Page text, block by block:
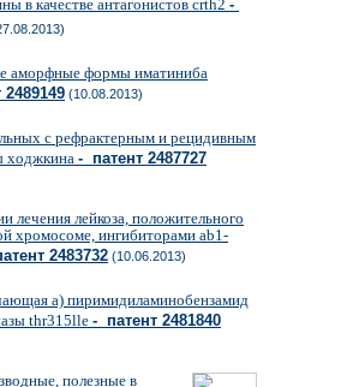
в качестве антагонистов crth2 -
аморфные формы иматиниба
(10.08.2013)
с рефрактерным и рецидивным
ходжкина - патент 2487727
лечения лейкоза, положительного
хромосоме, ингибиторами ab1-
2483732 (10.06.2013)
а) пиримидиламинобензамид
thr315lle- патент 2481840
полезные в